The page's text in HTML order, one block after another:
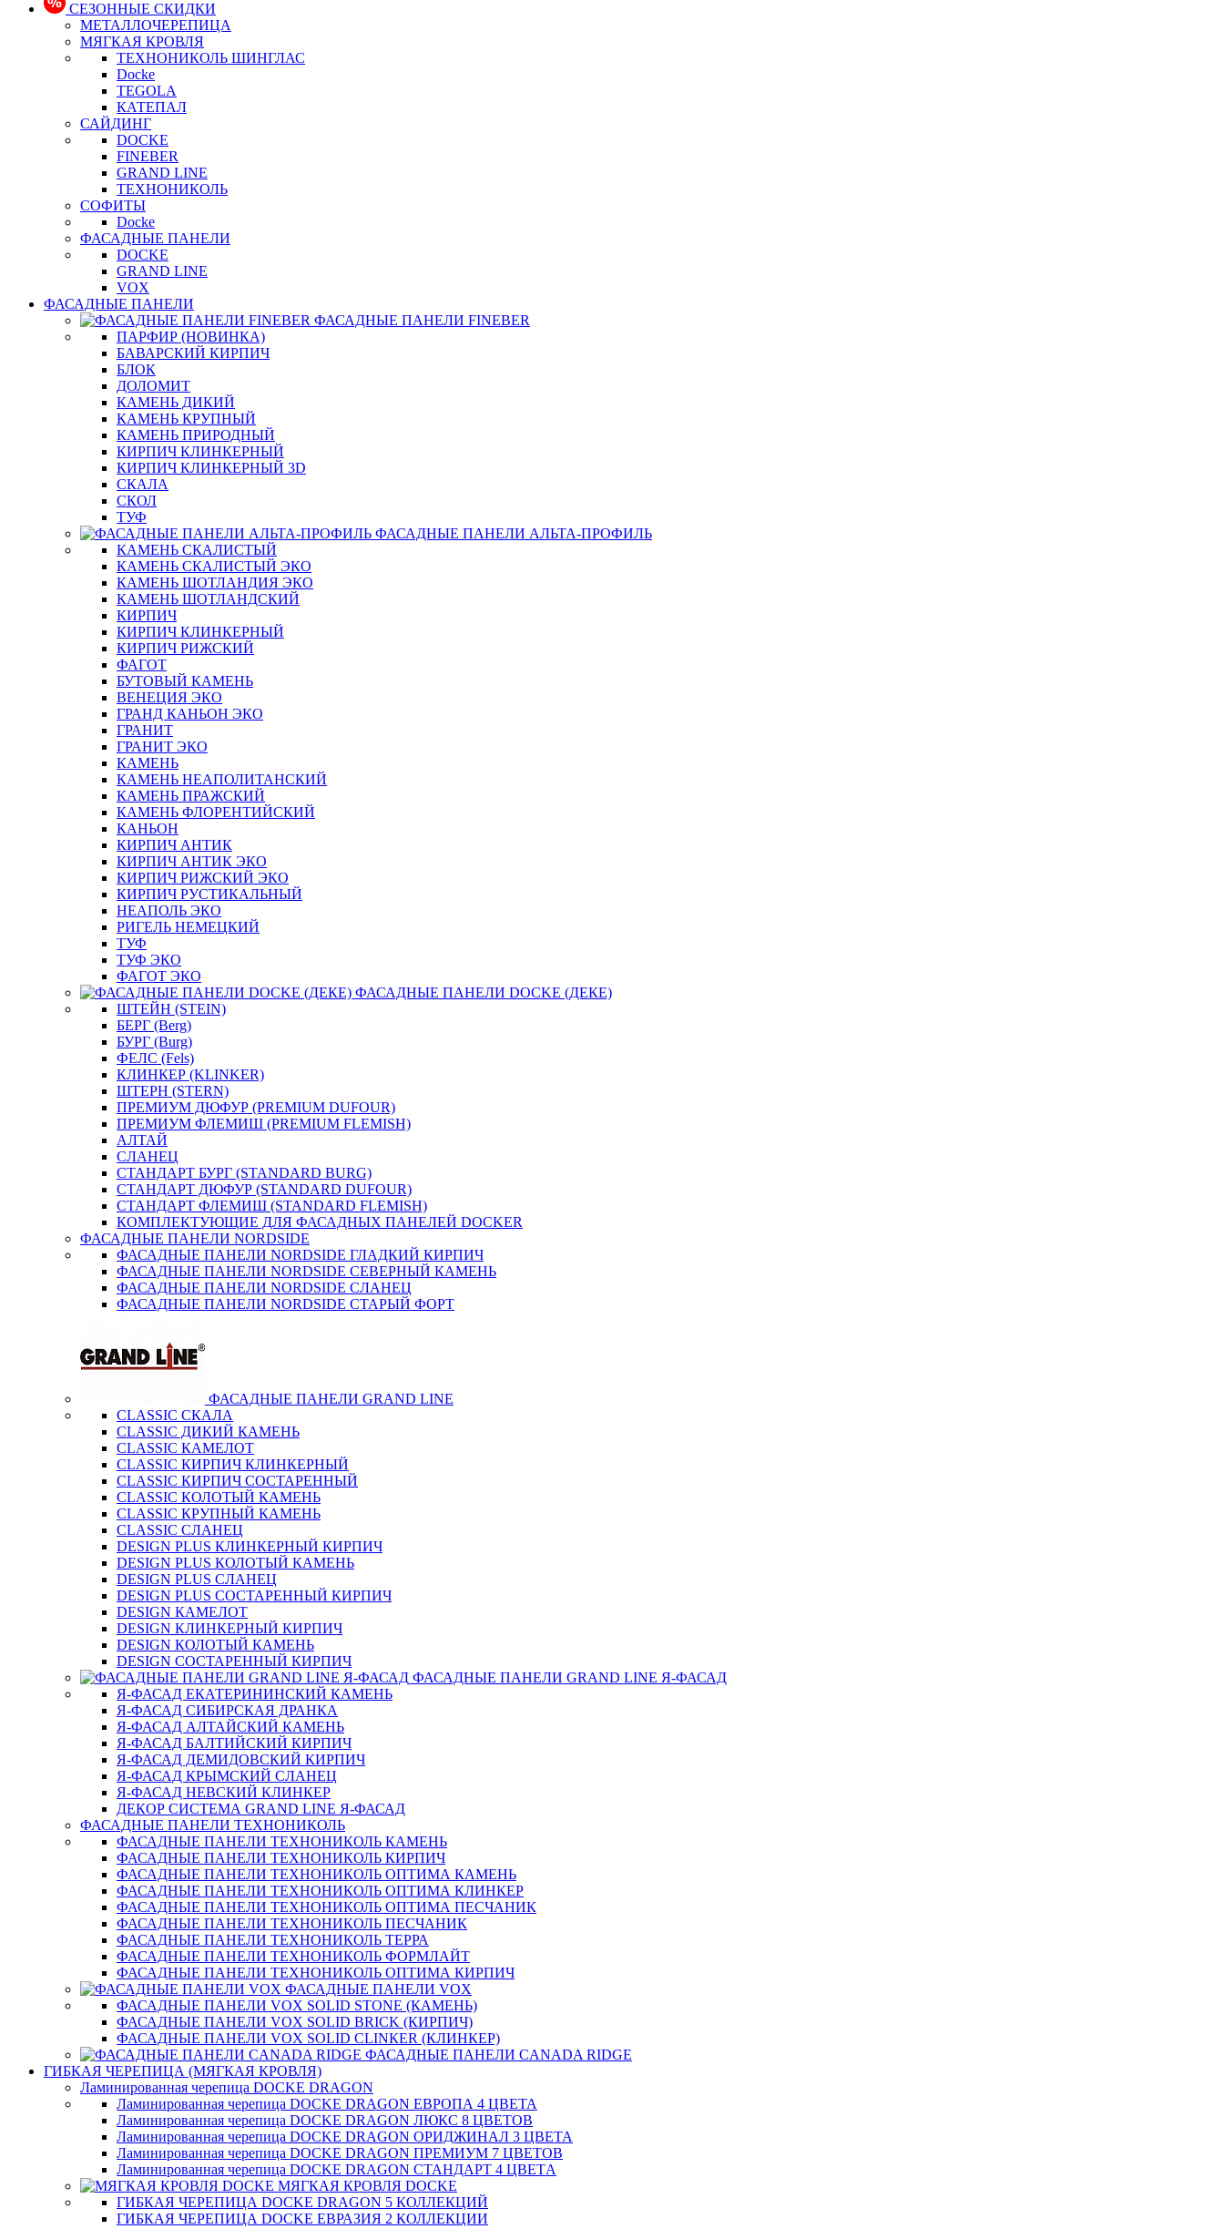
СЕЗОННЫЕ СКИДКИ
МЕТАЛЛОЧЕРЕПИЦА
МЯГКАЯ КРОВЛЯ
ТЕХНОНИКОЛЬ ШИНГЛАС
Docke
TEGOLA
КАТЕПАЛ
САЙДИНГ
DOCKE
FINEBER
GRAND LINE
ТЕХНОНИКОЛЬ
СОФИТЫ
Docke
ФАСАДНЫЕ ПАНЕЛИ
DOCKE
GRAND LINE
VOX
ФАСАДНЫЕ ПАНЕЛИ
ФАСАДНЫЕ ПАНЕЛИ FINEBER
ПАРФИР (НОВИНКА)
БАВАРСКИЙ КИРПИЧ
БЛОК
ДОЛОМИТ
КАМЕНЬ ДИКИЙ
КАМЕНЬ КРУПНЫЙ
КАМЕНЬ ПРИРОДНЫЙ
КИРПИЧ КЛИНКЕРНЫЙ
КИРПИЧ КЛИНКЕРНЫЙ 3D
СКАЛА
СКОЛ
ТУФ
ФАСАДНЫЕ ПАНЕЛИ АЛЬТА-ПРОФИЛЬ
КАМЕНЬ СКАЛИСТЫЙ
КАМЕНЬ СКАЛИСТЫЙ ЭКО
КАМЕНЬ ШОТЛАНДИЯ ЭКО
КАМЕНЬ ШОТЛАНДСКИЙ
КИРПИЧ
КИРПИЧ КЛИНКЕРНЫЙ
КИРПИЧ РИЖСКИЙ
ФАГОТ
БУТОВЫЙ КАМЕНЬ
ВЕНЕЦИЯ ЭКО
ГРАНД КАНЬОН ЭКО
ГРАНИТ
ГРАНИТ ЭКО
КАМЕНЬ
КАМЕНЬ НЕАПОЛИТАНСКИЙ
КАМЕНЬ ПРАЖСКИЙ
КАМЕНЬ ФЛОРЕНТИЙСКИЙ
КАНЬОН
КИРПИЧ АНТИК
КИРПИЧ АНТИК ЭКО
КИРПИЧ РИЖСКИЙ ЭКО
КИРПИЧ РУСТИКАЛЬНЫЙ
НЕАПОЛЬ ЭКО
РИГЕЛЬ НЕМЕЦКИЙ
ТУФ
ТУФ ЭКО
ФАГОТ ЭКО
ФАСАДНЫЕ ПАНЕЛИ DOCKE (ДЕКЕ)
ШТЕЙН (STEIN)
БЕРГ (Berg)
БУРГ (Burg)
ФЕЛС (Fels)
КЛИНКЕР (KLINKER)
ШТЕРН (STERN)
ПРЕМИУМ ДЮФУР (PREMIUM DUFOUR)
ПРЕМИУМ ФЛЕМИШ (PREMIUM FLEMISH)
АЛТАЙ
СЛАНЕЦ
СТАНДАРТ БУРГ (STANDARD BURG)
СТАНДАРТ ДЮФУР (STANDARD DUFOUR)
СТАНДАРТ ФЛЕМИШ (STANDARD FLEMISH)
КОМПЛЕКТУЮЩИЕ ДЛЯ ФАСАДНЫХ ПАНЕЛЕЙ DOCKER
ФАСАДНЫЕ ПАНЕЛИ NORDSIDE
ФАСАДНЫЕ ПАНЕЛИ NORDSIDE ГЛАДКИЙ КИРПИЧ
ФАСАДНЫЕ ПАНЕЛИ NORDSIDE СЕВЕРНЫЙ КАМЕНЬ
ФАСАДНЫЕ ПАНЕЛИ NORDSIDE СЛАНЕЦ
ФАСАДНЫЕ ПАНЕЛИ NORDSIDE СТАРЫЙ ФОРТ
ФАСАДНЫЕ ПАНЕЛИ GRAND LINE
CLASSIC СКАЛА
CLASSIC ДИКИЙ КАМЕНЬ
CLASSIC КАМЕЛОТ
CLASSIC КИРПИЧ КЛИНКЕРНЫЙ
CLASSIC КИРПИЧ СОСТАРЕННЫЙ
CLASSIC КОЛОТЫЙ КАМЕНЬ
CLASSIC КРУПНЫЙ КАМЕНЬ
CLASSIC СЛАНЕЦ
DESIGN PLUS КЛИНКЕРНЫЙ КИРПИЧ
DESIGN PLUS КОЛОТЫЙ КАМЕНЬ
DESIGN PLUS СЛАНЕЦ
DESIGN PLUS СОСТАРЕННЫЙ КИРПИЧ
DESIGN КАМЕЛОТ
DESIGN КЛИНКЕРНЫЙ КИРПИЧ
DESIGN КОЛОТЫЙ КАМЕНЬ
DESIGN СОСТАРЕННЫЙ КИРПИЧ
ФАСАДНЫЕ ПАНЕЛИ GRAND LINE Я-ФАСАД
Я-ФАСАД ЕКАТЕРИНИНСКИЙ КАМЕНЬ
Я-ФАСАД СИБИРСКАЯ ДРАНКА
Я-ФАСАД АЛТАЙСКИЙ КАМЕНЬ
Я-ФАСАД БАЛТИЙСКИЙ КИРПИЧ
Я-ФАСАД ДЕМИДОВСКИЙ КИРПИЧ
Я-ФАСАД КРЫМСКИЙ СЛАНЕЦ
Я-ФАСАД НЕВСКИЙ КЛИНКЕР
ДЕКОР СИСТЕМА GRAND LINE Я-ФАСАД
ФАСАДНЫЕ ПАНЕЛИ ТЕХНОНИКОЛЬ
ФАСАДНЫЕ ПАНЕЛИ ТЕХНОНИКОЛЬ КАМЕНЬ
ФАСАДНЫЕ ПАНЕЛИ ТЕХНОНИКОЛЬ КИРПИЧ
ФАСАДНЫЕ ПАНЕЛИ ТЕХНОНИКОЛЬ ОПТИМА КАМЕНЬ
ФАСАДНЫЕ ПАНЕЛИ ТЕХНОНИКОЛЬ ОПТИМА КЛИНКЕР
ФАСАДНЫЕ ПАНЕЛИ ТЕХНОНИКОЛЬ ОПТИМА ПЕСЧАНИК
ФАСАДНЫЕ ПАНЕЛИ ТЕХНОНИКОЛЬ ПЕСЧАНИК
ФАСАДНЫЕ ПАНЕЛИ ТЕХНОНИКОЛЬ ТЕРРА
ФАСАДНЫЕ ПАНЕЛИ ТЕХНОНИКОЛЬ ФОРМЛАЙТ
ФАСАДНЫЕ ПАНЕЛИ ТЕХНОНИКОЛЬ ОПТИМА КИРПИЧ
ФАСАДНЫЕ ПАНЕЛИ VOX
ФАСАДНЫЕ ПАНЕЛИ VOX SOLID STONE (КАМЕНЬ)
ФАСАДНЫЕ ПАНЕЛИ VOX SOLID BRICK (КИРПИЧ)
ФАСАДНЫЕ ПАНЕЛИ VOX SOLID CLINКER (КЛИНКЕР)
ФАСАДНЫЕ ПАНЕЛИ CANADA RIDGE
ГИБКАЯ ЧЕРЕПИЦА (МЯГКАЯ КРОВЛЯ)
Ламинированная черепица DOCKE DRAGON
Ламинированная черепица DOCKE DRAGON ЕВРОПА 4 ЦВЕТА
Ламинированная черепица DOCKE DRAGON ЛЮКС 8 ЦВЕТОВ
Ламинированная черепица DOCKE DRAGON ОРИДЖИНАЛ 3 ЦВЕТА
Ламинированная черепица DOCKE DRAGON ПРЕМИУМ 7 ЦВЕТОВ
Ламинированная черепица DOCKE DRAGON СТАНДАРТ 4 ЦВЕТA
МЯГКАЯ КРОВЛЯ DOCKE
ГИБКАЯ ЧЕРЕПИЦА DOCKE DRAGON 5 КОЛЛЕКЦИЙ
ГИБКАЯ ЧЕРЕПИЦА DOCKE ЕВРАЗИЯ 2 КОЛЛЕКЦИИ